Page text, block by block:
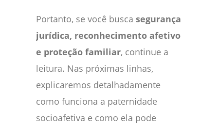
Portanto, se você busca segurança
jurídica, reconhecimento afetivo
e proteção familiar, continue a
leitura. Nas próximas linhas,
explicaremos detalhadamente
como funciona a paternidade
socioafetiva e como ela pode